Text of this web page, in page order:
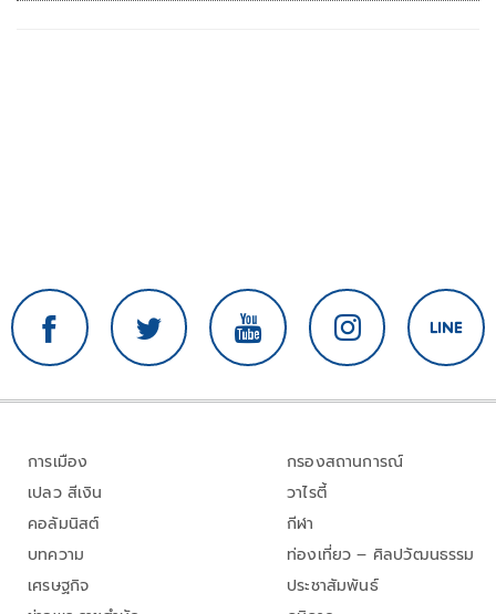
การเมือง
เปลว สีเงิน
คอลัมนิสต์
บทความ
เศรษฐกิจ
กรองสถานการณ์
วาไรตี้
กีฬา
ท่องเที่ยว – ศิลปวัฒนธรรม
ประชาสัมพันธ์